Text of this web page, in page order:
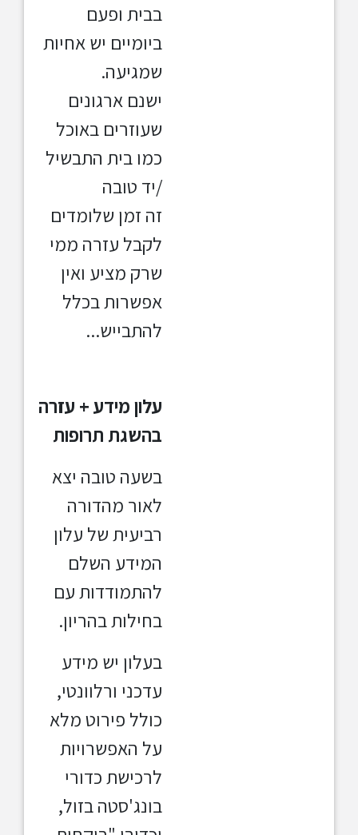
בבית ופעם
ביומיים יש אחיות
שמגיעה.
ישנם ארגונים
שעוזרים באוכל
כמו בית התבשיל
/יד טובה
זה זמן שלומדים
לקבל עזרה ממי
שרק מציע ואין
אפשרות בכלל
להתבייש...
עלון מידע + עזרה
בהשגת תרופות
בשעה טובה יצא
לאור מהדורה
רביעית של עלון
המידע השלם
להתמודדות עם
בחילות בהריון.
בעלון יש מידע
עדכני ורלוונטי,
כולל פירוט מלא
על האפשרויות
לרכישת כדורי
בונג'סטה בזול,